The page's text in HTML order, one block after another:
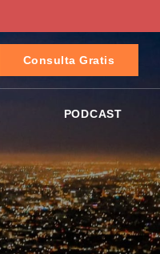
Consulta Gratis
PODCAST